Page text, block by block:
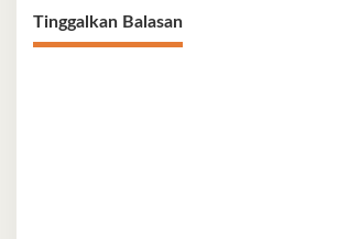
Tinggalkan Balasan